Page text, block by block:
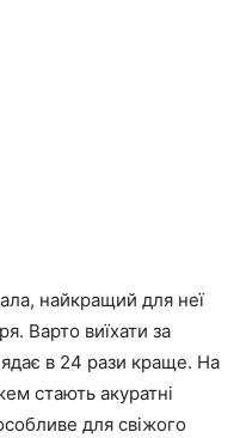
найкращий для неї
Варто виїхати за
в 24 рази краще. На
стають акуратні
для свіжого